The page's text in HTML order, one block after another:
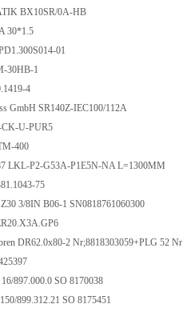
BX10SR/0A-HB
30*1.5
01
30HB-1
4
GmbH SR140Z-IEC100/112A
U-PUR5
400
LKL-P2-G53A-P1E5N-NA L=1300MM
75
3/8IN B06-1 SN0818761060300
DR62.0x80-2 Nr;8818303059+PLG 52
897.000.0 SO 8170038
899.312.21 SO 8175451